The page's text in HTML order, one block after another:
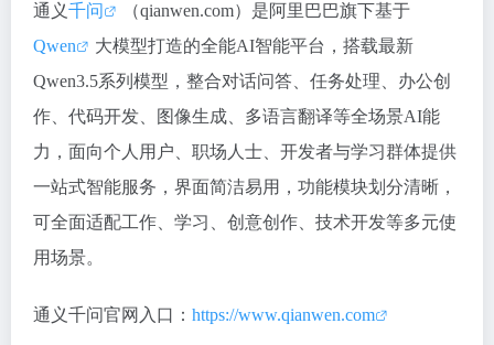
通义千问
（qianwen.com）是阿里巴巴旗下基于
Qwen
大模型打造的全能AI智能平台，搭载最新
Qwen3.5系列模型，整合对话问答、任务处理、办公创
作、代码开发、图像生成、多语言翻译等全场景AI能
力，面向个人用户、职场人士、开发者与学习群体提供
一站式智能服务，界面简洁易用，功能模块划分清晰，
可全面适配工作、学习、创意创作、技术开发等多元使
用场景。
通义千问官网入口： https://www.qianwen.com